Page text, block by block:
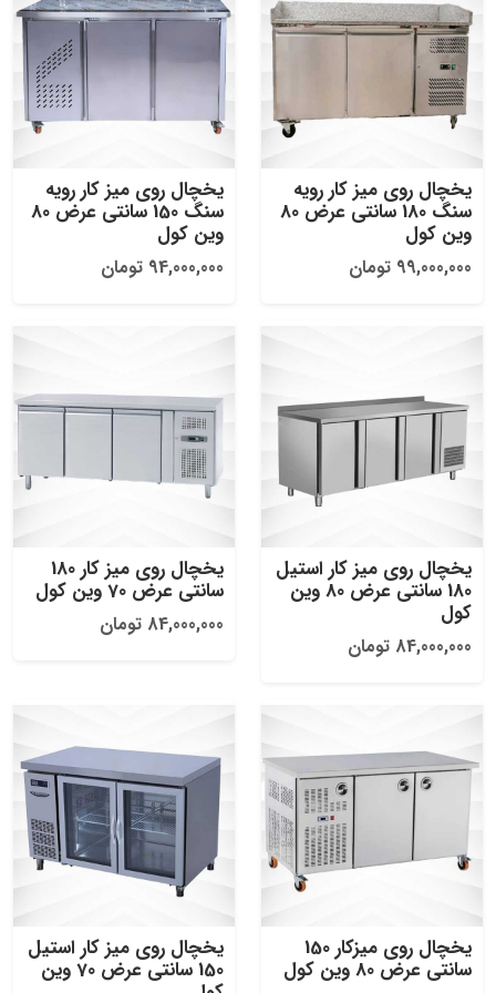
یخچال روی میز کار رویه
سنگ 180 سانتی عرض 80
وین کول
99,000,000 تومان
یخچال روی میز کار رویه
سنگ 150 سانتی عرض 80
وین کول
94,000,000 تومان
یخچال روی میز کار استیل
180 سانتی عرض 80 وین
کول
84,000,000 تومان
یخچال روی میز کار 180
سانتی عرض 70 وین کول
84,000,000 تومان
یخچال روی میزکار 150
سانتی عرض 80 وین کول
یخچال روی میز کار استیل
150 سانتی عرض 70 وین